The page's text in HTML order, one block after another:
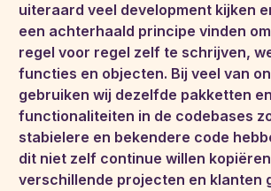
uiteraard veel development kijken
een achterhaald principe vinden
regel voor regel zelf te schrijven,
functies en objecten. Bij veel van
gebruiken wij dezelfde pakketten en
functionaliteiten in de codebases
stabielere en bekendere code
dit niet zelf continue willen
verschillende projecten en klanten